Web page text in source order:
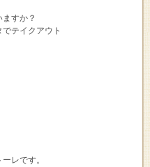
すか？
テイクアウト
レです。